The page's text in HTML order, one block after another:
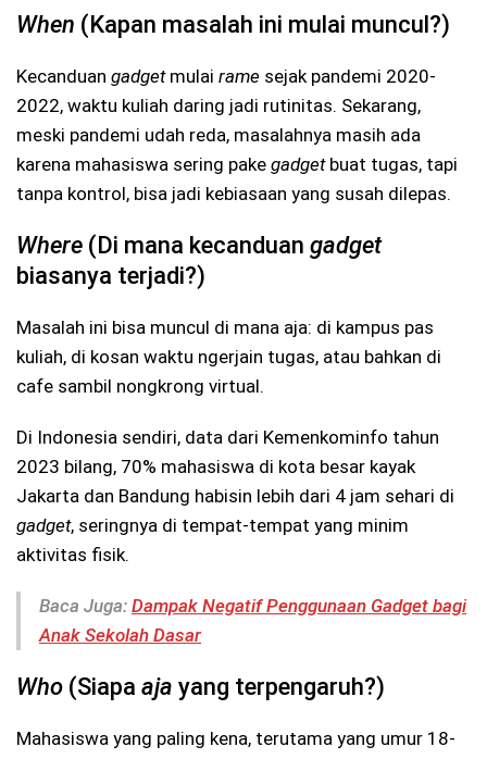
When (Kapan masalah ini mulai muncul?)
Kecanduan gadgetmulai rame sejak pandemi 2020-
2022, waktu kuliah daring jadi rutinitas. Sekarang,
meski pandemi udah reda, masalahnya masih ada
karena mahasiswa sering pake gadgetbuat tugas, tapi
tanpa kontrol, bisa jadi kebiasaan yang susah dilepas.
Where (Di mana kecanduan gadget
biasanya terjadi?)
Masalah ini bisa muncul di mana aja: di kampus pas
kuliah, di kosan waktu ngerjain tugas, atau bahkan di
cafe sambil nongkrong virtual.
Di Indonesia sendiri, data dari Kemenkominfo tahun
2023 bilang, 70% mahasiswa di kota besar kayak
Jakarta dan Bandung habisin lebih dari 4 jam sehari di
gadget, seringnya di tempat-tempat yang minim
aktivitas fisik.
Baca Juga: Dampak Negatif Penggunaan Gadget bagi
Anak Sekolah Dasar
Who (Siapa aja yang terpengaruh?)
Mahasiswa yang paling kena, terutama yang umur 18-